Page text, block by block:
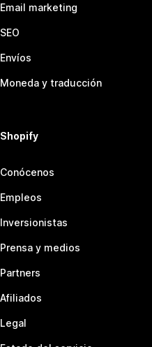
Email marketing
SEO
Envíos
Moneda y traducción
Shopify
Conócenos
Empleos
Inversionistas
Prensa y medios
Partners
Afiliados
Legal